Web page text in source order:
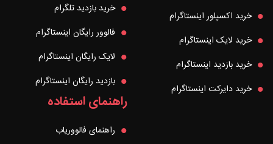
خرید اکسپلور اینستاگرام
خرید لایک اینستاگرام
خرید بازدید اینستاگرام
خرید دایرکت اینستاگرام
خرید بازدید تلگرام
فالوور رایگان اینستاگرام
لایک رایگان اینستاگرام
بازدید رایگان اینستاگرام
راهنمای استفاده
راهنمای فالووریاب